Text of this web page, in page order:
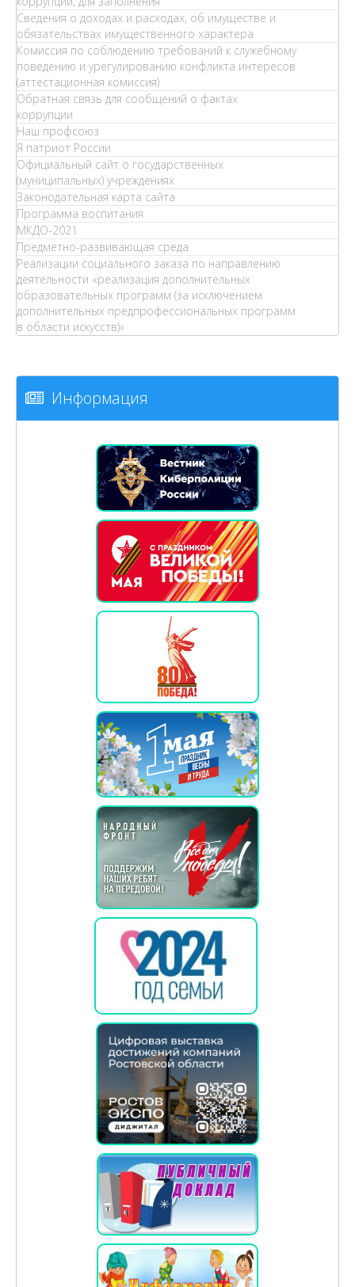
Сведения о доходах и расходах, об имуществе и
обязательствах имущественного характера
Комиссия по соблюдению требований к служебному
поведению и урегулированию конфликта интересов
(аттестационная комиссия)
Обратная связь для сообщений о фактах
коррупции
Наш профсоюз
Я патриот России
Официальный сайт о государственных
(муниципальных) учреждениях
Законодательная карта сайта
Программа воспитания
МКДО-2021
Предметно-развивающая среда
Реализации социального заказа по направлению
деятельности «реализация дополнительных
образовательных программ (за исключением
дополнительных предпрофессиональных программ
в области искусств)»
Информация